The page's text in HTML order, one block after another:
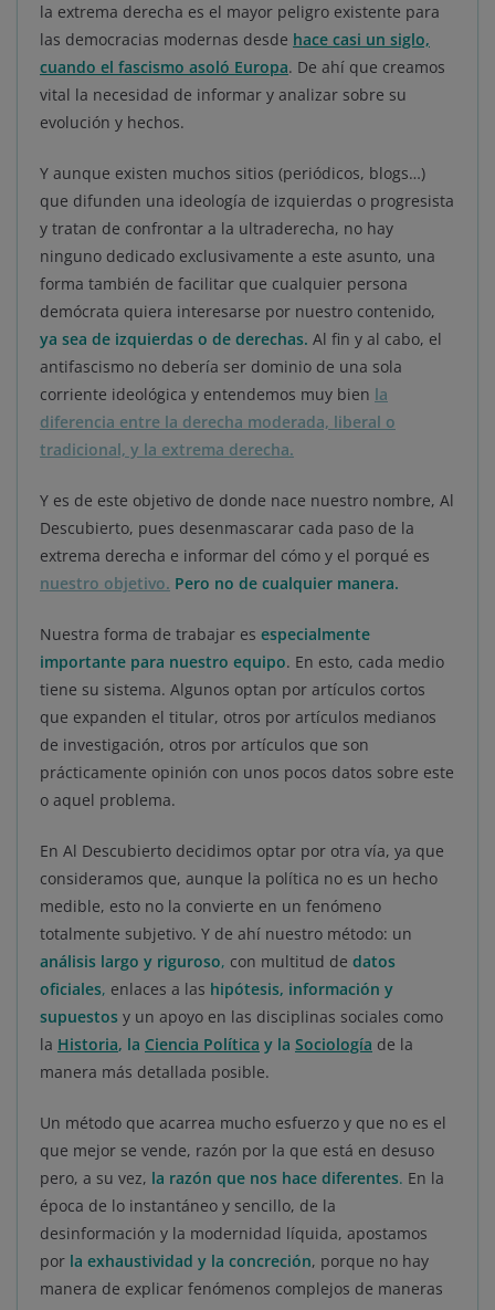
la extrema derecha es el mayor peligro existente para
las democracias modernas desde hace casi un siglo,
cuando el fascismo asoló Europa. De ahí que creamos
vital la necesidad de informar y analizar sobre su
evolución y hechos.
Y aunque existen muchos sitios (periódicos, blogs…)
que difunden una ideología de izquierdas o progresista
y tratan de confrontar a la ultraderecha, no hay
ninguno dedicado exclusivamente a este asunto, una
forma también de facilitar que cualquier persona
demócrata quiera interesarse por nuestro contenido,
ya sea de izquierdas o de derechas. Al fin y al cabo, el
antifascismo no debería ser dominio de una sola
corriente ideológica y entendemos muy bien la
diferencia entre la derecha moderada, liberal o
tradicional, y la extrema derecha.
Y es de este objetivo de donde nace nuestro nombre, Al
Descubierto, pues desenmascarar cada paso de la
extrema derecha e informar del cómo y el porqué es
nuestro objetivo. Pero no de cualquier manera.
Nuestra forma de trabajar es especialmente
importante para nuestro equipo. En esto, cada medio
tiene su sistema. Algunos optan por artículos cortos
que expanden el titular, otros por artículos medianos
de investigación, otros por artículos que son
prácticamente opinión con unos pocos datos sobre este
o aquel problema.
En Al Descubierto decidimos optar por otra vía, ya que
consideramos que, aunque la política no es un hecho
medible, esto no la convierte en un fenómeno
totalmente subjetivo. Y de ahí nuestro método: un
análisis largo y riguroso, con multitud de datos
oficiales, enlaces a las hipótesis, información y
supuestos y un apoyo en las disciplinas sociales como
la Historia, la Ciencia Política y la Sociología de la
manera más detallada posible.
Un método que acarrea mucho esfuerzo y que no es el
que mejor se vende, razón por la que está en desuso
pero, a su vez, la razón que nos hace diferentes. En la
época de lo instantáneo y sencillo, de la
desinformación y la modernidad líquida, apostamos
por la exhaustividad y la concreción, porque no hay
manera de explicar fenómenos complejos de maneras